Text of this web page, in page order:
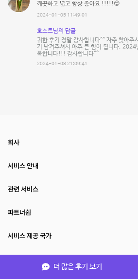
깨끗하고 넓고 항상 좋아요 !!!!!😊
2024-01-05 11:49:01
호스트님의 답글
귀한 후기 정말 감사합니다^^ 자주 찾아주
기 남겨주셔서 아주 큰 힘이 됩니다. 2024
복합니다!!! 감사합니다^^
2024-01-08 21:09:41
더 많은 후기 보기
회사
서비스 안내
관련 서비스
파트너쉽
서비스 제공 국가
(주)NSPACE 사업자정보